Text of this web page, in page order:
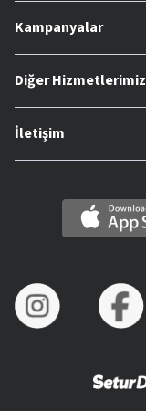
Kampanyalar
Diğer Hizmetlerimiz
İletişim